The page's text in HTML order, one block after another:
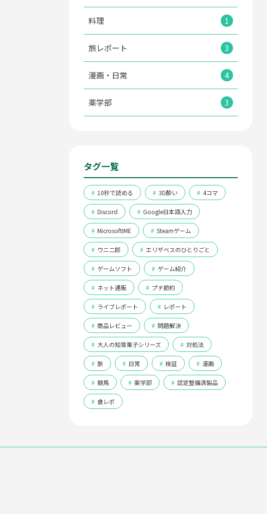
料理 1
旅レポート 3
漫画・日常 4
薬学部 3
タグ一覧
# 10秒で読める # 3D酔い # 4コマ
# Discord # Google日本語入力
# MicrosoftIME # Steamゲーム
# ウニ二郎 # エリザベスのひとりごと
# ゲームソフト # ゲーム紹介
# ネット通販 # プチ節約
# ライブレポート # レポート
# 商品レビュー # 問題解決
# 大人の知育菓子シリーズ # 対処法
# 旅 # 日常 # 検証 # 漫画
# 競馬 # 薬学部 # 認定整備済製品
# 食レポ